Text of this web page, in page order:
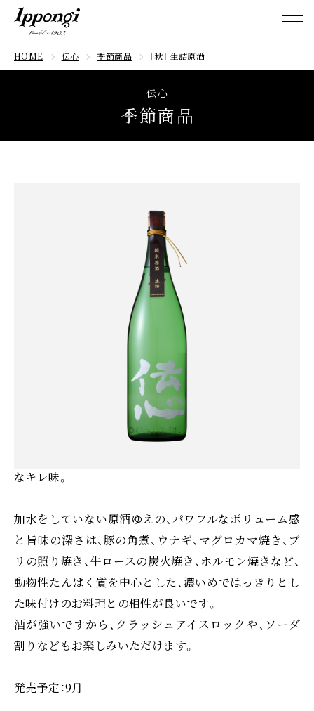
HOME 伝心 季節商品 ［秋］ 生詰原酒
伝心
季節商品
通年商品「伝心 稲」の原酒（無加水）を、貯蔵タンクの中
で夏越し熟成させます。そして味わいの角が取れて、ま
ろやかになった秋の頃、瓶詰め時の火入れ（熱処理）をし
ない「生詰」で出荷をします。
もぎたてメロンの初々しい香り。みずみずしく爽やかな
なキレ味。
加水をしていない原酒ゆえの、パワフルなボリューム感
と旨味の深さは、豚の角煮、ウナギ、マグロカマ焼き、ブ
リの照り焼き、牛ロースの炭火焼き、ホルモン焼きなど、
動物性たんぱく質を中心とした、濃いめではっきりとし
た味付けのお料理との相性が良いです。
酒が強いですから、クラッシュアイスロックや、ソーダ
割りなどもお楽しみいただけます。
発売予定：9月